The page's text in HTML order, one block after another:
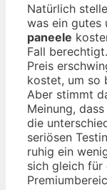
Natürlich
was ein gutes
paneele
Fall
Preis
kostet, um so
Aber stimmt
Meinung,
die
seriösen
ruhig ein
sich gleich für